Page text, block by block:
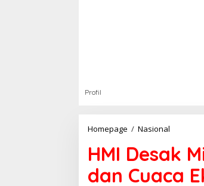
Profil
Homepage / Nasional
D
e
s
HMI Desak
dan Cuaca